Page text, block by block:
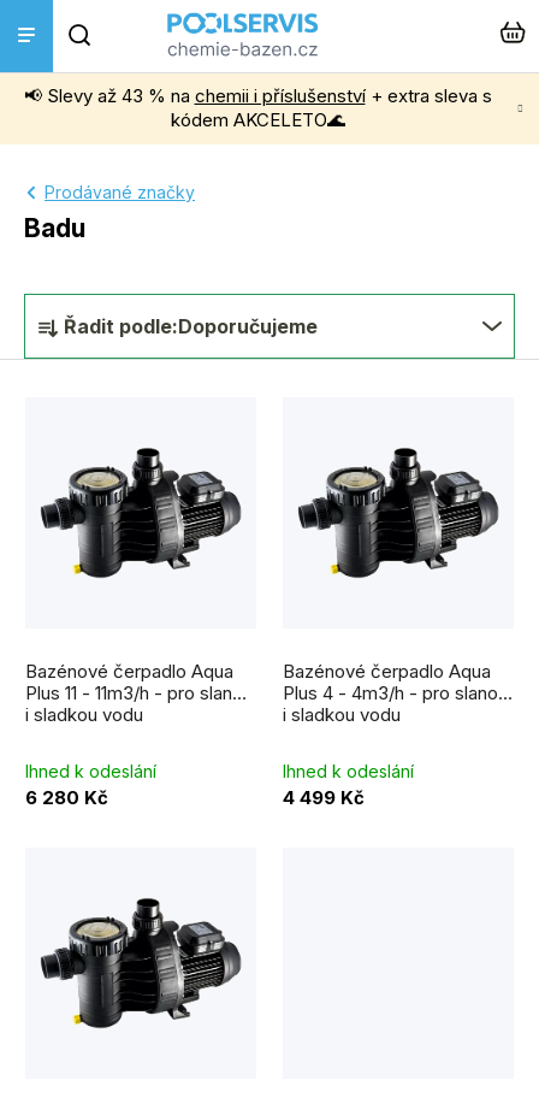
obsah
📢 Slevy až 43 % na chemii i příslušenství+ extra sleva s
kódem AKCELETO🌊
Bazénová chemie
Filtrace, čerpadla a úprava vody
Instalace a montáž
Vířivky a Sauny
Prodávané značky
Badu
Ř
a
d
u
t
Řadit podle:Doporučujeme
o
d
u
k
Bazénové čerpadlo Aqua
Plus 11 - 11m3/h - pro slanou
i sladkou vodu
Ihned k odeslání
6 280 Kč
Bazénové čerpadlo Aqua
Plus 4 - 4m3/h - pro slanou
i sladkou vodu
Ihned k odeslání
4 499 Kč